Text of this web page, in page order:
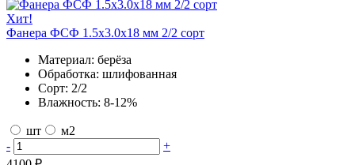
Хит!
Фанера ФСФ 1.5х3.0х18 мм 2/2 сорт
Материал: берёза
Обработка: шлифованная
Сорт: 2/2
Влажность: 8-12%
шт
м2
-
+